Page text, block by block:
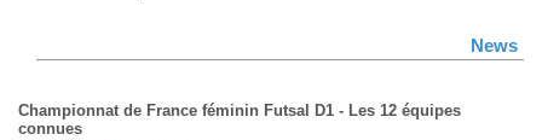
News
Championnat de France féminin Futsal D1 - Les 12 équipes
connues